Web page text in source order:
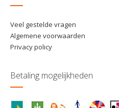
Veel gestelde vragen
Algemene voorwaarden
Privacy policy
Betaling mogelijkheden